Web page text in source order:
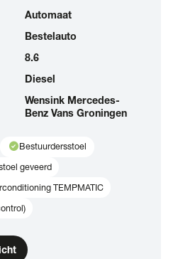
Automaat
Bestelauto
8.6
Diesel
Wensink Mercedes-
Benz Vans Groningen
check_circleBestuurdersstoel
geveerd
TEMPMATIC